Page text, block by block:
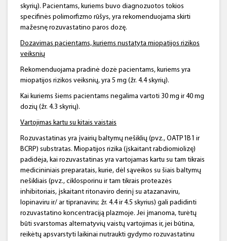
skyrių). Pacientams, kuriems buvo diagnozuotos tokios
specifinės polimorfizmo rūšys, yra rekomenduojama skirti
mažesnę rozuvastatino paros dozę.
Dozavimas pacientams, kuriems nustatyta miopatijos rizikos
veiksnių
Rekomenduojama pradinė dozė pacientams, kuriems yra
miopatijos rizikos veiksnių, yra 5 mg (žr. 4.4 skyrių).
Kai kuriems šiems pacientams negalima vartoti 30 mg ir 40 mg
dozių (žr. 4.3 skyrių).
Vartojimas kartu su kitais vaistais
Rozuvastatinas yra įvairių baltymų nešiklių (pvz., OATP1B1 ir
BCRP) substratas. Miopatijos rizika (įskaitant rabdiomiolizę)
padidėja, kai rozuvastatinas yra vartojamas kartu su tam tikrais
medicininiais preparatais, kurie, dėl sąveikos su šiais baltymų
nešikliais (pvz., ciklosporinu ir tam tikrais proteazės
inhibitoriais, įskaitant ritonaviro derinį su atazanaviru,
lopinaviru ir/ ar tipranaviru; žr. 4.4 ir 4.5 skyrius) gali padidinti
rozuvastatino koncentraciją plazmoje. Jei įmanoma, turėtų
būti svarstomas alternatyvių vaistų vartojimas ir, jei būtina,
reikėtų apsvarstyti laikinai nutraukti gydymo rozuvastatinu